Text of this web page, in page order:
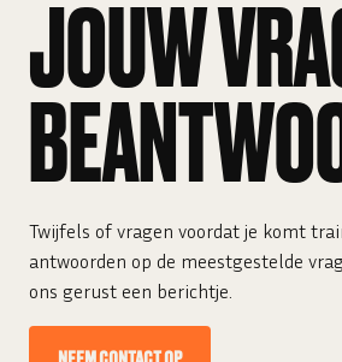
JOUW
Twijfels of vragen voordat je komt
antwoorden op de meestgestelde
ons gerust een berichtje.